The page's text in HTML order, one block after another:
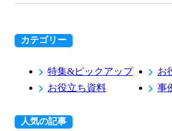
カテゴリー
特集&ピックアップ
お
お役立ち資料
事
人気の記事